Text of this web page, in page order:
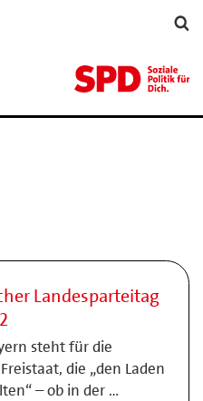
Landesparteitag
steht für die
die „den Laden
– ob in der …